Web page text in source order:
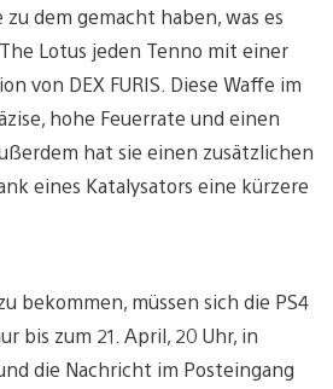
dem gemacht haben, was es
Lotus jeden Tenno mit einer
von DEX FURIS. Diese Waffe im
hohe Feuerrate und einen
hat sie einen zusätzlichen
eines Katalysators eine kürzere
bekommen, müssen sich die PS4
bis zum 21. April, 20 Uhr, in
die Nachricht im Posteingang